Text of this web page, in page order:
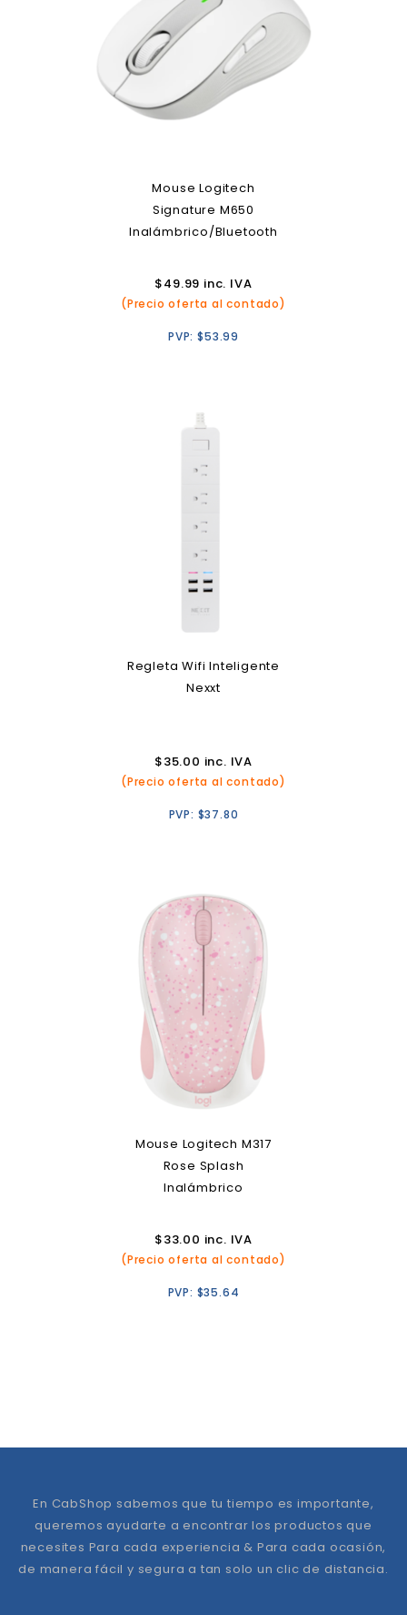
Mouse Logitech
Signature M650
Inalámbrico/Bluetooth
$49.99 inc. IVA
(Precio oferta al contado)
PVP:$53.99
Regleta Wifi Inteligente
Nexxt
$35.00 inc. IVA
(Precio oferta al contado)
PVP: $37.80
Mouse Logitech M317
Rose Splash
Inalámbrico
$33.00 inc. IVA
(Precio oferta al contado)
PVP: $35.64
En CabShop sabemos que tu tiempo es importante,
queremos ayudarte a encontrar los productos que
necesites Para cada experiencia & Para cada ocasión,
de manera fácil y segura a tan solo un clic de distancia.